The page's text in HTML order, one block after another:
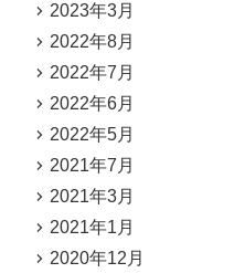
2023年3月
2022年8月
2022年7月
2022年6月
2022年5月
2021年7月
2021年3月
2021年1月
2020年12月